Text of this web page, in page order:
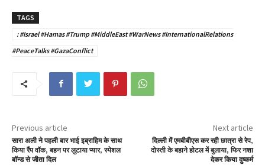
TAGS
: #Israel #Hamas #Trump #MiddleEast #WarNews #InternationalRelations
#PeaceTalks #GazaConflict
Previous article
सारा अली ने पहली बार भाई इब्राहिम के साथ
किया रैंप वॉक, बहन पर लुटाया प्यार, स्पेशल
बॉन्ड से जीता दिल
Next article
दिल्ली में एमबीबीएस कर रही छात्रा से रेप,
दोस्ती के बहाने होटल में बुलाया, फिर नशा
देकर किया दुष्कर्म